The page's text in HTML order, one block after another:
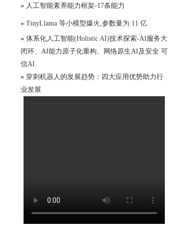
» 人工智能素养能力框架-17条能力
» TinyLlama 等小模型爆火,参数量为 11 亿
» 体系化人工智能(Holistic AI)技术探索-AI服务大
闭环、AI能力原子化重构、网络原生AI及安全 可
信AI
» 穿刺机器人的发展趋势：四大应用优势助力行
业发展